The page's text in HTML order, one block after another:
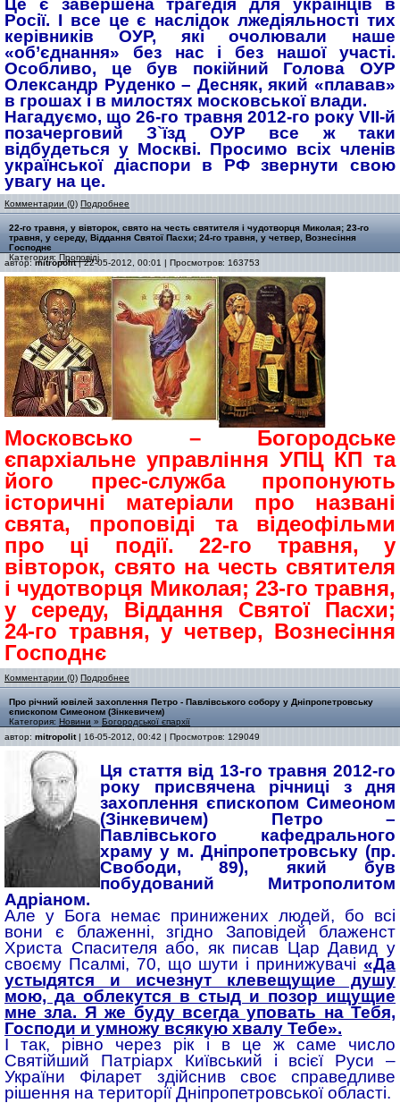
Це є завершена трагедія для українців в
Росії. І все це є наслідок лжедіяльності тих
керівників ОУР, які очолювали наше
«об’єднання» без нас і без нашої участі.
Особливо, це був покійний Голова ОУР
Олександр Руденко – Десняк, який «плавав»
в грошах і в милостях московської влади.
Нагадуємо, що 26-го травня 2012-го року VII-й
позачерговий З`їзд ОУР все ж таки
відбудеться у Москві. Просимо всіх членів
української діаспори в РФ звернути свою
увагу на це.
Комментарии (0) Подробнее
22-го травня, у вівторок, свято на честь святителя і чудотворця Миколая; 23-го
травня, у середу, Віддання Святої Пасхи; 24-го травня, у четвер, Вознесіння
Господнє
Категория: Проповіді
автор:mitropolit| 22-05-2012, 00:01 | Просмотров: 163753
Московсько – Богородське
єпархіальне управління УПЦ КП та
його прес-служба пропонують
історичні матеріали про названі
свята, проповіді та відеофільми
про ці події. 22-го травня, у
вівторок, свято на честь святителя
і чудотворця Миколая; 23-го травня,
у середу, Віддання Святої Пасхи;
24-го травня, у четвер, Вознесіння
Господнє
Комментарии (0) Подробнее
Про річний ювілей захоплення Петро - Павлівського собору у Дніпропетровську
єпископом Симеоном (Зінкевичем)
Категория: Новини » Богородської єпархії
автор: mitropolit| 16-05-2012, 00:42 | Просмотров: 129049
Ця стаття від 13-го травня 2012-го
року присвячена річниці з дня
захоплення єпископом Симеоном
(Зінкевичем) Петро –
Павлівського кафедрального
храму у м. Дніпропетровську (пр.
Свободи, 89), який був
побудований Митрополитом
Адріаном.
Але у Бога немає принижених людей, бо всі
вони є блаженні, згідно Заповідей блаженст
Христа Спасителя або, як писав Цар Давид у
своєму Псалмі, 70, що шути і принижувачі «Да
устыдятся и исчезнут клевещущие душу
мою, да облекутся в стыд и позор ищущие
мне зла. Я же буду всегда уповать на Тебя,
Господи и умножу всякую хвалу Тебе».
І так, рівно через рік і в це ж саме число
Святійший Патріарх Київський і всієї Руси –
України Філарет здійснив своє справедливе
рішення на території Дніпропетровської області.